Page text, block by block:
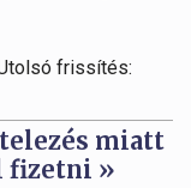
frissítés:
miatt
fizetni »